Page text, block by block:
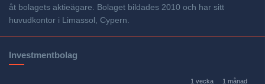
åt bolagets aktieägare. Bolaget bildades 2010 och har sitt
huvudkontor i Limassol, Cypern.
Investmentbolag
1 vecka 1 månad